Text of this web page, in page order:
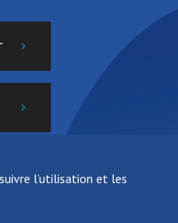
l’utilisation et les